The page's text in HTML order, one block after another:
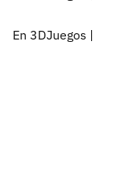
En 3DJuegos |